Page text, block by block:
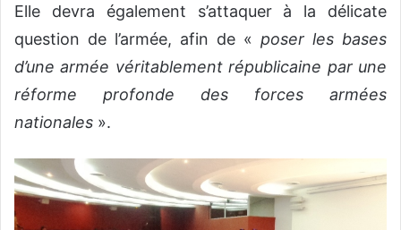
Elle devra également s’attaquer à la délicate
question de l’armée, afin de « poser les bases
d’une armée véritablement républicaine par une
réforme profonde des forces armées
nationales ».